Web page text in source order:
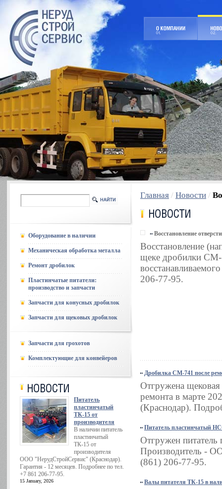
Оборудование в наличии
Механическая обработка металла
Ремонт дробилок
Пластинчатые питатели:
производство и запчасти
Запчасти для конусных дробилок
Запчасти для щековых дробилок
Запчасти для грохотов
Комплектующие для конвейеров
Питатель
пластинчатый
ТК-15 от
производителя
В наличии питатель
пластинчатый
ТК-15 от
производителя
ООО "НерудСтройСервис" (Краснодар).
Гарантия - 12 месяцев. Подробнее по тел.
+7 861 206-77-95.
15 January, 2026
Главная / Новости /
Восстановление
Восстановление
щеке дробилки СМ-
206-77-95.
Дробилка СМ-741 после
Отгружена
ремонта в марте
(Краснодар).
Питатель пластинчатый
Отгружен
Производитель -
(861) 206-77-95.
Валы питателя ТК-15 в